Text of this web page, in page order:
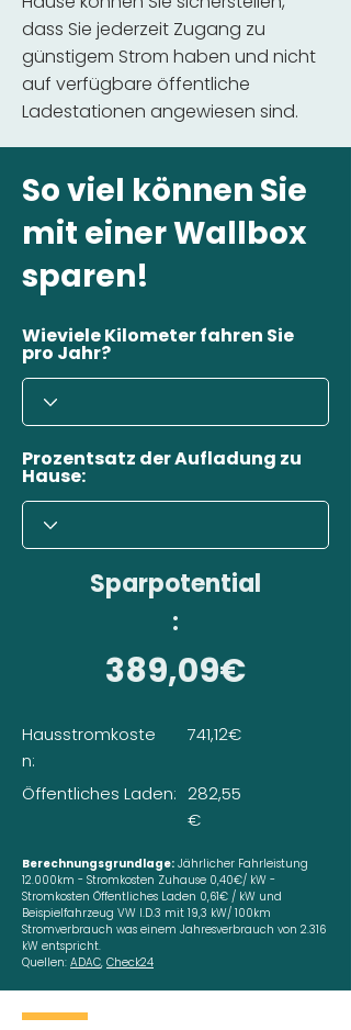
dass Sie jederzeit Zugang zu
günstigem Strom haben und nicht
auf verfügbare öffentliche
Ladestationen angewiesen sind.
So viel können Sie
mit einer Wallbox
sparen!
Wieviele Kilometer fahren Sie
pro Jahr?
Prozentsatz der Aufladung zu
Hause:
Sparpotential
:
389,09€
Hausstromkoste
n:
Öffentliches Laden:
741,12€
282,55
€
Berechnungsgrundlage: Jährlicher Fahrleistung
12.000km - Stromkosten Zuhause 0,40€/ kW -
Stromkosten Öffentliches Laden 0,61€ / kW und
Beispielfahrzeug VW I.D.3 mit 19,3 kW/ 100km
Stromverbrauch was einem Jahresverbrauch von 2.316
kW entspricht.
Quellen: ADAC, Check24